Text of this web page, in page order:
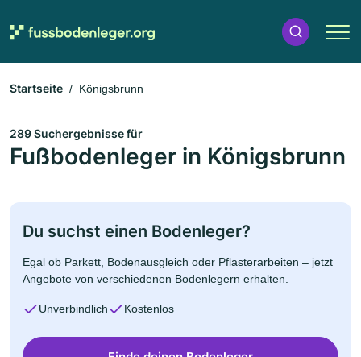
Startseite Königsbrunn
289 Suchergebnisse für
Fußbodenleger in Königsbrunn
Du suchst einen Bodenleger?
Egal ob Parkett, Bodenausgleich oder Pflasterarbeiten – jetzt
Angebote von verschiedenen Bodenlegern erhalten.
Unverbindlich Kostenlos